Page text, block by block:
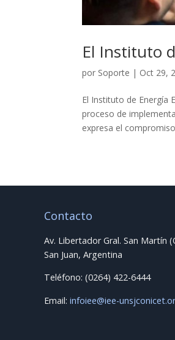
El Instituto
por Soporte | Oct 29,
El Instituto de Energía
proceso de
expresa el
Contacto
Av. Libertador Gral. San Martín
San Juan, Argentina
Teléfono: (0264) 422-6444
Email: infoiee@iee-